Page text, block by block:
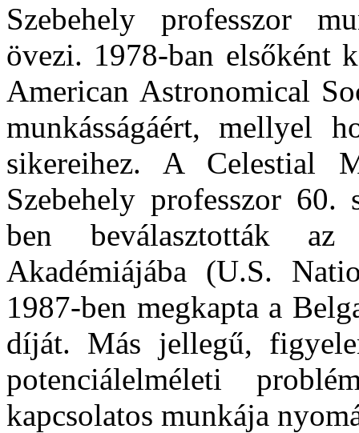
Szebehely professzor
övezi. 1978-ban elsőként
American Astronomical
munkásságáért, mellyel
sikereihez. A Celestial
Szebehely professzor 60.
ben beválasztották
Akadémiájába (U.S.
1987-ben megkapta a
díját. Más jellegű,
potenciálelméleti
kapcsolatos munkája